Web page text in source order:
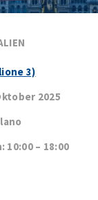
3)
2025
– 18:00